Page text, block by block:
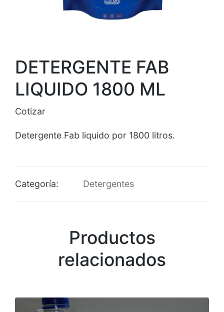
DETERGENTE FAB
LIQUIDO 1800 ML
Cotizar
Detergente Fab liquido por 1800 litros.
Categoría: Detergentes
Productos
relacionados